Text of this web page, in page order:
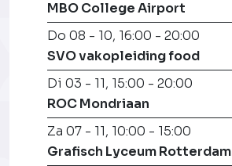
MBO College Airport
Do 08 - 10, 16:00 - 20:00
SVO vakopleiding food
Di 03 - 11, 15:00 - 20:00
ROC Mondriaan
Za 07 - 11, 10:00 - 15:00
Grafisch Lyceum Rotterdam